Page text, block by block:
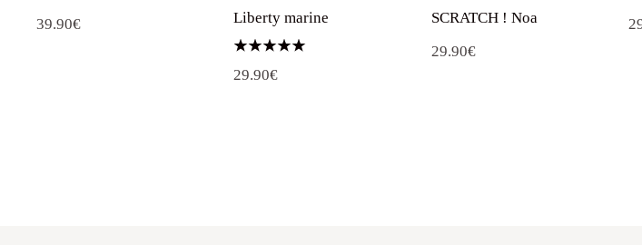
39.90€
Liberty marine
5.00
29.90€
SCRATCH ! Noa
29.90€